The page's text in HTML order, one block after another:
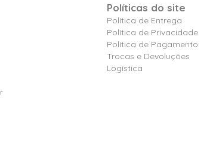
Políticas do site
Política de Entrega
Política de Privacidade
Política de Pagamento
Trocas e Devoluções
Logística